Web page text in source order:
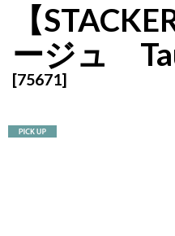
【
ージュ
[75671]